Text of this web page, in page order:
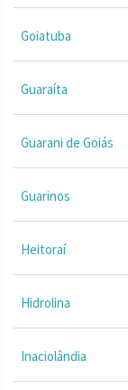
Goiatuba
Guaraíta
Guarani de Goiás
Guarinos
Heitoraí
Hidrolina
Inaciolândia